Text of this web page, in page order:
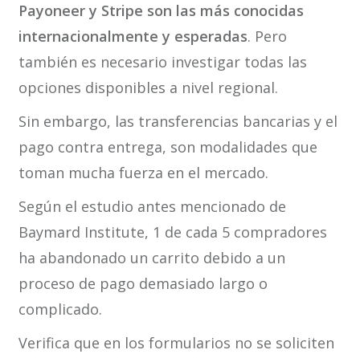
Payoneer y Stripe son las más conocidas
internacionalmente y esperadas. Pero
también es necesario investigar todas las
opciones disponibles a nivel regional.
Sin embargo, las transferencias bancarias y el
pago contra entrega, son modalidades que
toman mucha fuerza en el mercado.
Según el estudio antes mencionado de
Baymard Institute, 1 de cada 5 compradores
ha abandonado un carrito debido a un
proceso de pago demasiado largo o
complicado.
Verifica que en los formularios no se soliciten